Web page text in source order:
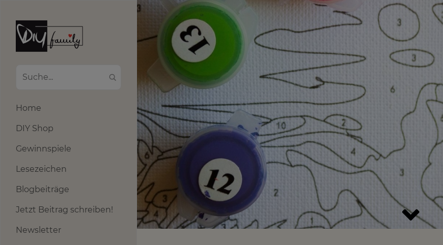
Home
DIY Shop
Gewinnspiele
Lesezeichen
Blogbeiträge
Jetzt Beitrag schreiben!
Newsletter